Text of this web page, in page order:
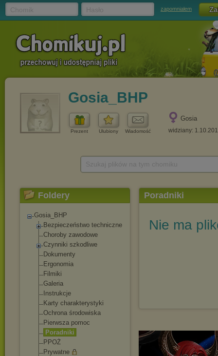
zapomniałem
Gosia_BHP
Prezent Ulubiony Wiadomość
Gosia
widziany:
Foldery
Gosia_BHP
Bezpieczeństwo techniczne
Choroby zawodowe
Czynniki szkodliwe
Dokumenty
Ergonomia
Filmiki
Galeria
Instrukcje
Karty charakterystyki
Ochrona środowiska
Pierwsza pomoc
Poradniki
PPOŻ
Prywatne
Poradniki
Nie ma